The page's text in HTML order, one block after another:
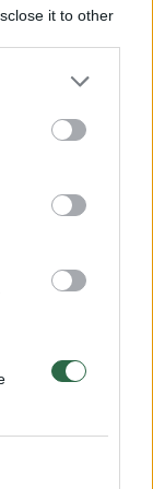
it to other
pavogė
Aš tada